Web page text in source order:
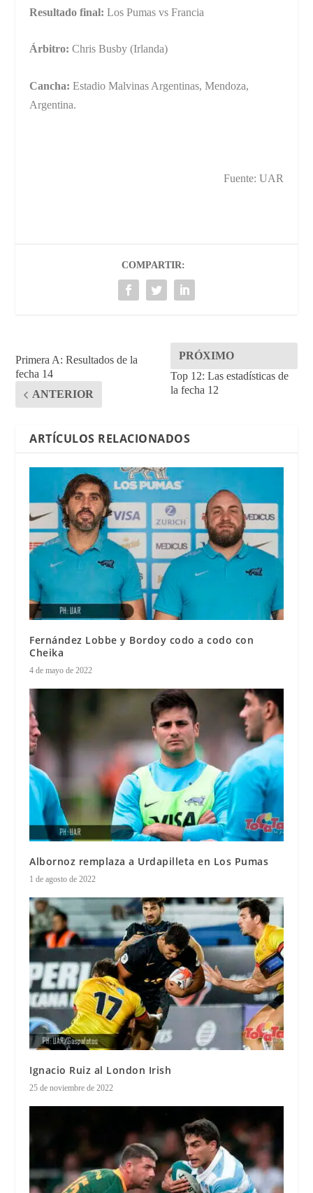
Resultado final:Los Pumas vs Francia
Árbitro: Chris Busby (Irlanda)
Cancha: Estadio Malvinas Argentinas, Mendoza,
Argentina.
Fuente: UAR
COMPARTIR:
Primera A: Resultados de la
fecha 14
ANTERIOR
PRÓXIMO
Top 12: Las estadísticas de
la fecha 12
ARTÍCULOS RELACIONADOS
Fernández Lobbe y Bordoy codo a codo con
Cheika
4 de mayo de 2022
Albornoz remplaza a Urdapilleta en Los Pumas
1 de agosto de 2022
Ignacio Ruiz al London Irish
25 de noviembre de 2022